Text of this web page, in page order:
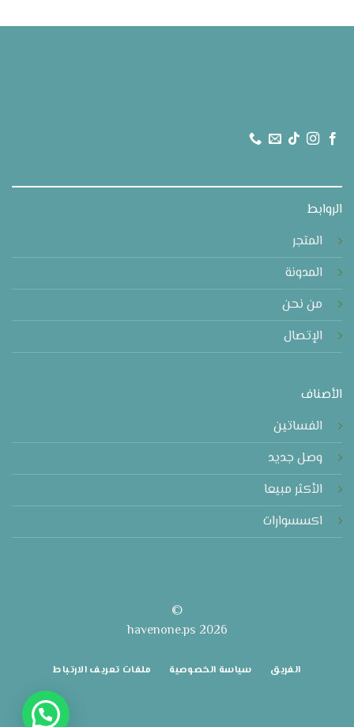
الروابط
المتجر
المدونة
من نحن
الإتصال
الأصناف
الفساتين
وصل جديد
الأكثر مبيعا
اكسسوارات
©
2026 havenone.ps
الفريق سياسة الخصوصية ملفات تعريف الارتباط